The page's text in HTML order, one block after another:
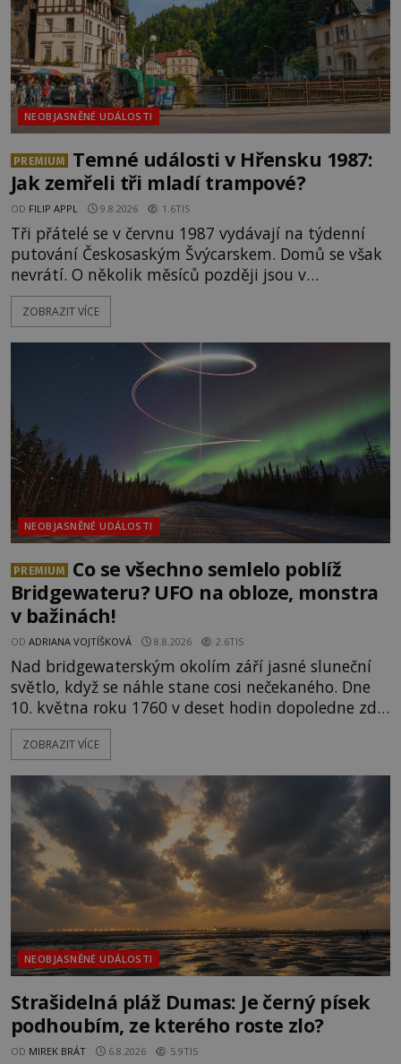
NEOBJASNĚNÉ UDÁLOSTI
PREMIUM
Temné události v Hřensku 1987:
Jak zemřeli tři mladí trampové?
OD FILIP APPL 9.8.2026 1.6TIS
Tři přátelé se v červnu 1987 vydávají na týdenní
putování Českosaským Švýcarskem. Domů se však
nevrátí. O několik měsíců později jsou v
nepřístupných skalách u Hřenska nalezeny jejich
kostry – a s nimi stopy, které se jen obtížně slučují
přírodní živel, neznámý útočník, nebo někdo, koho
tehdejší režim nechtěl odhalit? [gallery
ids="171131,171132,1711
ZOBRAZIT VÍCE
NEOBJASNĚNÉ UDÁLOSTI
PREMIUM
Co se všechno semlelo poblíž
Bridgewateru? UFO na obloze, monstra
v bažinách!
OD ADRIANA VOJTÍŠKOVÁ 8.8.2026 2.6TIS
Nad bridgewaterským okolím září jasné sluneční
světlo, když se náhle stane cosi nečekaného. Dne
10. května roku 1760 v deset hodin dopoledne zde
dojde k vůbec prvnímu historicky doloženému
přeletu UFO. Podle záznamů vyzařuje takové
jen o nějaký optický klam, nebo se zde skutečně
právě vznáší mimozemská loď
ZOBRAZIT VÍCE
NEOBJASNĚNÉ UDÁLOSTI
Strašidelná pláž Dumas: Je černý písek
podhoubím, ze kterého roste zlo?
OD MIREK BRÁT 6.8.2026 5.9TIS